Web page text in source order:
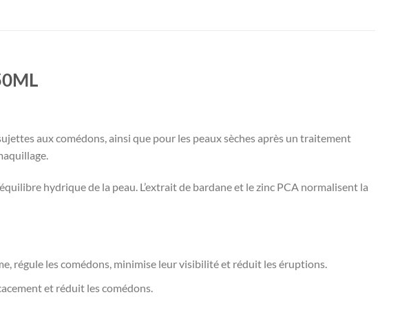
aux comédons, ainsi que pour les peaux sèches après un traitement
hydrique de la peau. L’extrait de bardane et le zinc PCA normalisent la
régule les comédons, minimise leur visibilité et réduit les éruptions.
et réduit les comédons.